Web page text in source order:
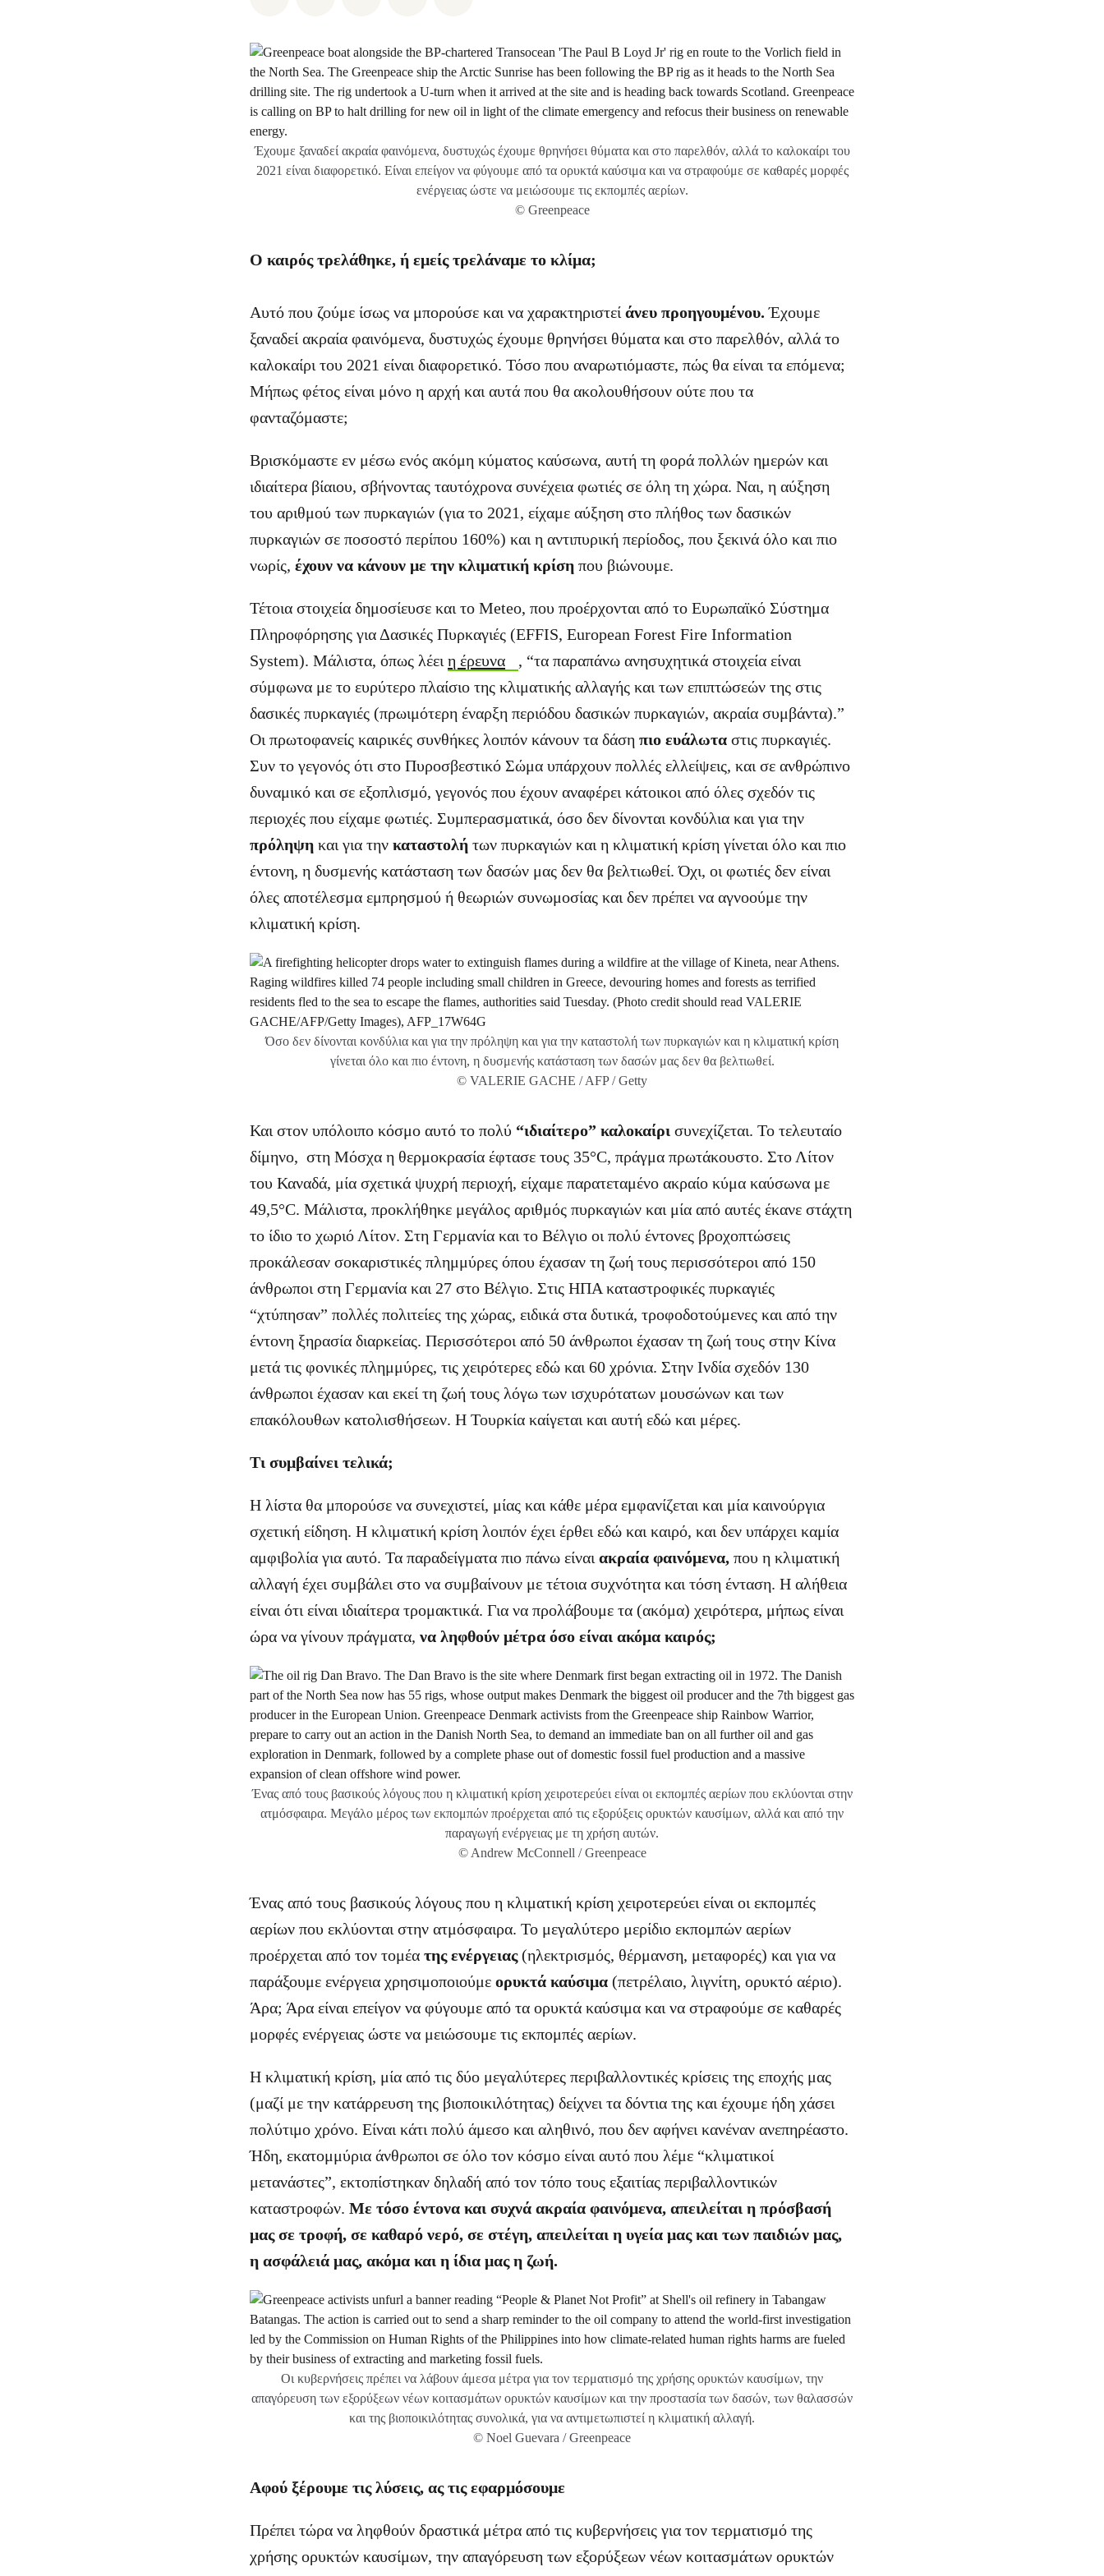
Έχουμε ξαναδεί ακραία φαινόμενα, δυστυχώς έχουμε θρηνήσει θύματα και στο παρελθόν, αλλά το καλοκαίρι του
2021 είναι διαφορετικό. Eίναι επείγον να φύγουμε από τα ορυκτά καύσιμα και να στραφούμε σε καθαρές μορφές
ενέργειας ώστε να μειώσουμε τις εκπομπές αερίων.
© Greenpeace
Ο καιρός τρελάθηκε, ή εμείς τρελάναμε το κλίμα;
Αυτό που ζούμε ίσως να μπορούσε και να χαρακτηριστεί άνευ προηγουμένου.Έχουμε
ξαναδεί ακραία φαινόμενα, δυστυχώς έχουμε θρηνήσει θύματα και στο παρελθόν, αλλά το
καλοκαίρι του 2021 είναι διαφορετικό. Τόσο που αναρωτιόμαστε, πώς θα είναι τα επόμενα;
Μήπως φέτος είναι μόνο η αρχή και αυτά που θα ακολουθήσουν ούτε που τα
φανταζόμαστε;
Βρισκόμαστε εν μέσω ενός ακόμη κύματος καύσωνα, αυτή τη φορά πολλών ημερών και
ιδιαίτερα βίαιου, σβήνοντας ταυτόχρονα συνέχεια φωτιές σε όλη τη χώρα. Ναι, η αύξηση
του αριθμού των πυρκαγιών (για το 2021, είχαμε αύξηση στο πλήθος των δασικών
πυρκαγιών σε ποσοστό περίπου 160%) και η αντιπυρική περίοδος, που ξεκινά όλο και πιο
νωρίς, έχουν να κάνουν με την κλιματική κρίση που βιώνουμε.
Τέτοια στοιχεία δημοσίευσε και το Meteo, που προέρχονται από το Ευρωπαϊκό Σύστημα
Πληροφόρησης για Δασικές Πυρκαγιές (EFFIS, European Forest Fire Information
System). Μάλιστα, όπως λέει η έρευνα
, “τα παραπάνω ανησυχητικά στοιχεία είναι
σύμφωνα με το ευρύτερο πλαίσιο της κλιματικής αλλαγής και των επιπτώσεών της στις
δασικές πυρκαγιές (πρωιμότερη έναρξη περιόδου δασικών πυρκαγιών, ακραία συμβάντα).”
Οι πρωτοφανείς καιρικές συνθήκες λοιπόν κάνουν τα δάση πιο ευάλωτα στις πυρκαγιές.
Συν το γεγονός ότι στο Πυροσβεστικό Σώμα υπάρχουν πολλές ελλείψεις, και σε ανθρώπινο
δυναμικό και σε εξοπλισμό, γεγονός που έχουν αναφέρει κάτοικοι από όλες σχεδόν τις
περιοχές που είχαμε φωτιές. Συμπερασματικά, όσο δεν δίνονται κονδύλια και για την
πρόληψη και για την καταστολή των πυρκαγιών και η κλιματική κρίση γίνεται όλο και πιο
έντονη, η δυσμενής κατάσταση των δασών μας δεν θα βελτιωθεί. Όχι, οι φωτιές δεν είναι
όλες αποτέλεσμα εμπρησμού ή θεωριών συνωμοσίας και δεν πρέπει να αγνοούμε την
κλιματική κρίση.
Όσο δεν δίνονται κονδύλια και για την πρόληψη και για την καταστολή των πυρκαγιών και η κλιματική κρίση
γίνεται όλο και πιο έντονη, η δυσμενής κατάσταση των δασών μας δεν θα βελτιωθεί.
© VALERIE GACHE / AFP / Getty
Και στον υπόλοιπο κόσμο αυτό το πολύ “ιδιαίτερο” καλοκαίρι συνεχίζεται. Το τελευταίο
δίμηνο, στη Μόσχα η θερμοκρασία έφτασε τους 35°C, πράγμα πρωτάκουστο. Στο Λίτον
του Καναδά, μία σχετικά ψυχρή περιοχή, είχαμε παρατεταμένο ακραίο κύμα καύσωνα με
49,5°C. Μάλιστα, προκλήθηκε μεγάλος αριθμός πυρκαγιών και μία από αυτές έκανε στάχτη
το ίδιο το χωριό Λίτον. Στη Γερμανία και το Βέλγιο οι πολύ έντονες βροχοπτώσεις
προκάλεσαν σοκαριστικές πλημμύρες όπου έχασαν τη ζωή τους περισσότεροι από 150
άνθρωποι στη Γερμανία και 27 στο Βέλγιο. Στις ΗΠΑ καταστροφικές πυρκαγιές
“χτύπησαν” πολλές πολιτείες της χώρας, ειδικά στα δυτικά, τροφοδοτούμενες και από την
έντονη ξηρασία διαρκείας. Περισσότεροι από 50 άνθρωποι έχασαν τη ζωή τους στην Κίνα
μετά τις φονικές πλημμύρες, τις χειρότερες εδώ και 60 χρόνια. Στην Ινδία σχεδόν 130
άνθρωποι έχασαν και εκεί τη ζωή τους λόγω των ισχυρότατων μουσώνων και των
επακόλουθων κατολισθήσεων. Η Τουρκία καίγεται και αυτή εδώ και μέρες.
Τι συμβαίνει τελικά;
Η λίστα θα μπορούσε να συνεχιστεί, μίας και κάθε μέρα εμφανίζεται και μία καινούργια
σχετική είδηση. Η κλιματική κρίση λοιπόν έχει έρθει εδώ και καιρό, και δεν υπάρχει καμία
αμφιβολία για αυτό. Τα παραδείγματα πιο πάνω είναι ακραία φαινόμενα, που η κλιματική
αλλαγή έχει συμβάλει στο να συμβαίνουν με τέτοια συχνότητα και τόση ένταση. Η αλήθεια
είναι ότι είναι ιδιαίτερα τρομακτικά. Για να προλάβουμε τα (ακόμα) χειρότερα, μήπως είναι
ώρα να γίνουν πράγματα, να ληφθούν μέτρα όσο είναι ακόμα καιρός;
Ένας από τους βασικούς λόγους που η κλιματική κρίση χειροτερεύει είναι οι εκπομπές αερίων που εκλύονται στην
ατμόσφαιρα. Μεγάλο μέρος των εκπομπών προέρχεται από τις εξορύξεις ορυκτών καυσίμων, αλλά και από την
παραγωγή ενέργειας με τη χρήση αυτών.
© Andrew McConnell / Greenpeace
Ένας από τους βασικούς λόγους που η κλιματική κρίση χειροτερεύει είναι οι εκπομπές
αερίων που εκλύονται στην ατμόσφαιρα. Το μεγαλύτερο μερίδιο εκπομπών αερίων
προέρχεται από τον τομέα της ενέργειας (ηλεκτρισμός, θέρμανση, μεταφορές) και για να
παράξουμε ενέργεια χρησιμοποιούμε ορυκτά καύσιμα (πετρέλαιο, λιγνίτη, ορυκτό αέριο).
Άρα; Άρα είναι επείγον να φύγουμε από τα ορυκτά καύσιμα και να στραφούμε σε καθαρές
μορφές ενέργειας ώστε να μειώσουμε τις εκπομπές αερίων.
Η κλιματική κρίση, μία από τις δύο μεγαλύτερες περιβαλλοντικές κρίσεις της εποχής μας
(μαζί με την κατάρρευση της βιοποικιλότητας) δείχνει τα δόντια της και έχουμε ήδη χάσει
πολύτιμο χρόνο. Είναι κάτι πολύ άμεσο και αληθινό, που δεν αφήνει κανέναν ανεπηρέαστο.
Ήδη, εκατομμύρια άνθρωποι σε όλο τον κόσμο είναι αυτό που λέμε “κλιματικοί
μετανάστες”, εκτοπίστηκαν δηλαδή από τον τόπο τους εξαιτίας περιβαλλοντικών
καταστροφών. Με τόσο έντονα και συχνά ακραία φαινόμενα, απειλείται η πρόσβασή
μας σε τροφή, σε καθαρό νερό, σε στέγη, απειλείται η υγεία μας και των παιδιών μας,
η ασφάλειά μας, ακόμα και η ίδια μας η ζωή.
Οι κυβερνήσεις πρέπει να λάβουν άμεσα μέτρα για τον τερματισμό της χρήσης ορυκτών καυσίμων, την
απαγόρευση των εξορύξεων νέων κοιτασμάτων ορυκτών καυσίμων και την προστασία των δασών, των θαλασσών
και της βιοποικιλότητας συνολικά, για να αντιμετωπιστεί η κλιματική αλλαγή.
© Noel Guevara / Greenpeace
Αφού ξέρουμε τις λύσεις, ας τις εφαρμόσουμε
Πρέπει τώρα να ληφθούν δραστικά μέτρα από τις κυβερνήσεις για τον τερματισμό της
χρήσης ορυκτών καυσίμων, την απαγόρευση των εξορύξεων νέων κοιτασμάτων ορυκτών